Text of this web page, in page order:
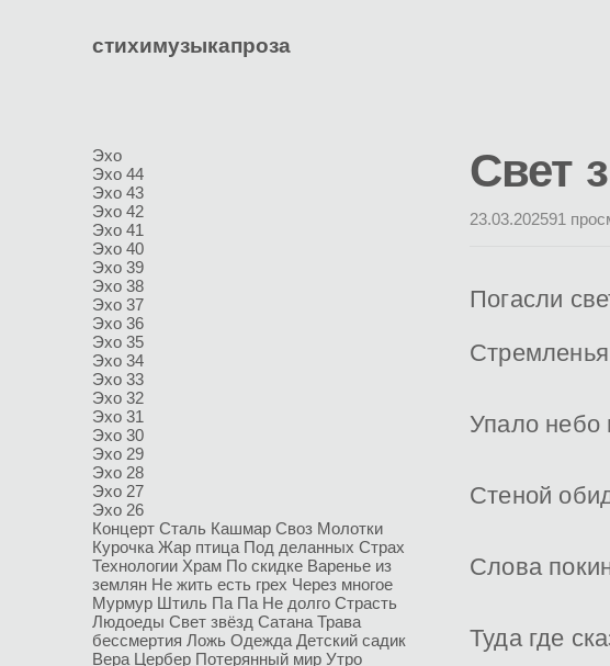
стихимузыкапроза
Эхо
Эхо 44
Эхо 43
Эхо 42
Эхо 41
Эхо 40
Эхо 39
Эхо 38
Эхо 37
Эхо 36
Эхо 35
Эхо 34
Эхо 33
Эхо 32
Эхо 31
Эхо 30
Эхо 29
Эхо 28
Эхо 27
Эхо 26
Концерт Сталь Кашмар Своз Молотки
Курочка Жар птица Под деланных Страх
Технологии Храм По скидке Варенье из
землян Не жить есть грех Через многое
Мурмур Штиль Па Па Не долго Страсть
Людоеды Свет звёзд Сатана Трава
бессмертия Ложь Одежда Детский садик
Вера Цербер Потерянный мир Утро
Свет
23.03.202591
Погасли
Упало небо
Стеной
Слова
Туда где